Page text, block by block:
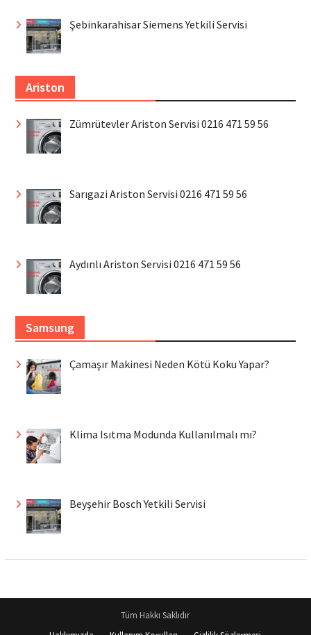
Şebinkarahisar Siemens Yetkili Servisi
Ariston
Zümrütevler Ariston Servisi 0216 471 59 56
Sarıgazi Ariston Servisi 0216 471 59 56
Aydınlı Ariston Servisi 0216 471 59 56
Samsung
Çamaşır Makinesi Neden Kötü Koku Yapar?
Klima Isıtma Modunda Kullanılmalı mı?
Beyşehir Bosch Yetkili Servisi
Tüm Hakkı Saklıdır